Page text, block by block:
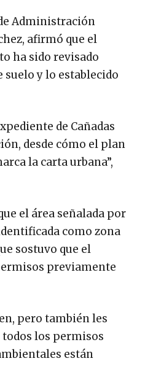
Administración
afirmó que el
ha sido revisado
suelo y lo establecido
de Cañadas
desde cómo el plan
la carta urbana”,
el área señalada por
como zona
sostuvo que el
previamente
pero también les
los permisos
están